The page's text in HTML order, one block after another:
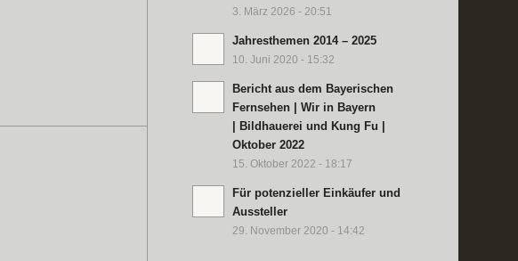
3. März 2026 - 20:51
Jahresthemen 2014 – 2025
10. Juni 2020 - 15:32
Bericht aus dem Bayerischen
Fernsehen | Wir in Bayern
| Bildhauerei und Kung Fu |
Oktober 2022
15. Oktober 2022 - 18:17
Für potenzieller Einkäufer und
Aussteller
29. November 2020 - 14:42